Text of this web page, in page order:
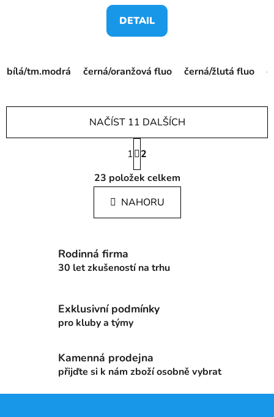
DETAIL
bílá/tm.modrá černá/oranžová fluo černá/žlutá fluo
O
v
l
á
d
í
p
v
k
ý
p
s
NAČÍST 11 DALŠÍCH
S
t
r
á
n
k
1
2
23 položek celkem
NAHORU
Rodinná firma
30 let zkušeností na trhu
Exklusivní podmínky
pro kluby a týmy
Kamenná prodejna
přijďte si k nám zboží osobně vybrat